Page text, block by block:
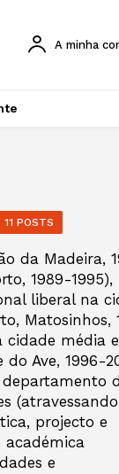
A minha
11 POSTS
da Madeira,
1989-1995),
liberal na
Matosinhos,
média
Ave, 1996-
(atravessando
projecto e
e